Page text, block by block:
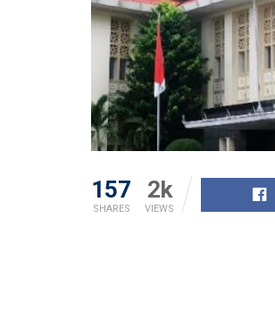
157
SHARES
2k
VIEWS